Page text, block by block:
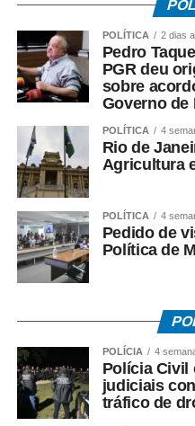
Uma das possibilidades
de parceria entre o Estado
de artefatos de concreto
proposta, a Prefeitura
que reeducandos atuem,
peças como manilhas e
Os materiais produzidos
utilizados pelo município
drenagem e melhorias da
criando uma iniciativa que
obra, capacitação
benefício direto à população.
O secretário Valter
do Estado busca ampliar
oportunidades concretas
pessoas privadas de
elas possam retornar à
POLÍTICA 2 dias
Pedro
PGR deu
sobre
Governo de
POLÍTICA 4
Rio de
Agricultura
POLÍTICA 4
Pedido de
Política de
POLÍCIA 4
Polícia Civil
judiciais
tráfico de